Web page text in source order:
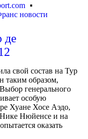
новости
де
свой состав на Тур
таким образом,
генерального
особую
Хуане Хосе Аэдо,
Нюйенсе и на
оказать